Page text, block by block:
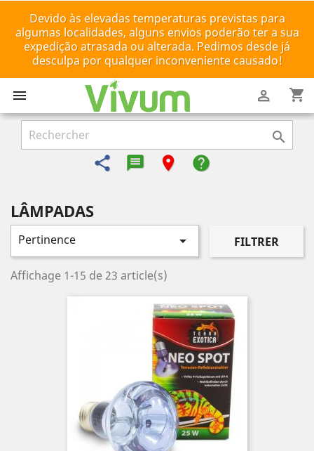
Devido às elevadas temperaturas previstas para
algumas localidades, alguns envios poderão ter a sua
expedição atrasada ou alterada. Pedimos desde já
desculpa por qualquer inconveniente causado!
 shopping_cart


share message-reply-text
room help
LÂMPADAS
Pertinence  FILTRER
Affichage 1-15 de 23 article(s)